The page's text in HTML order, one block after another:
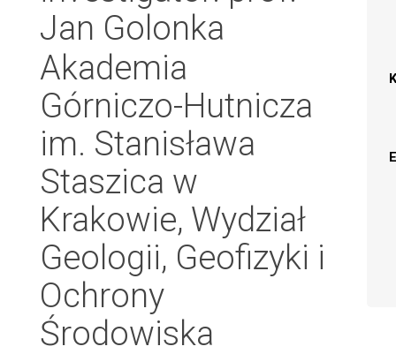
Jan Golonka
Akademia
Górniczo-Hutnicza
im. Stanisława
Staszica w
Krakowie, Wydział
Geologii, Geofizyki i
Ochrony
Środowiska